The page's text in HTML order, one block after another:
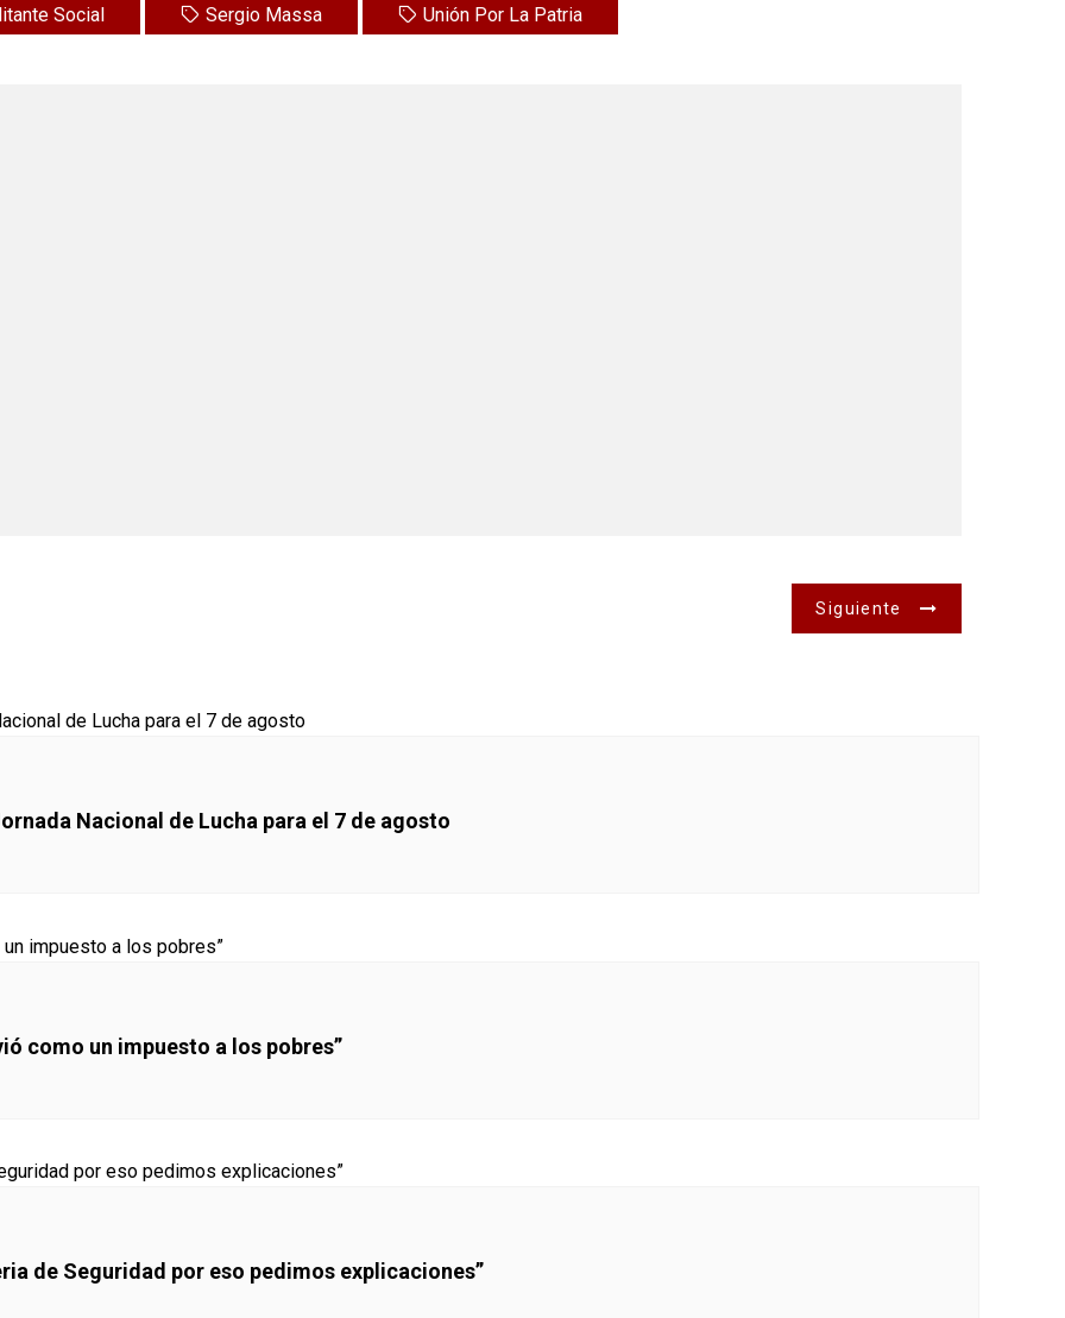
Social
Sergio Massa Unión Por La Patria
Siguiente
Nacional de Lucha para el 7 de agosto
como un impuesto a los pobres”
de Seguridad por eso pedimos explicaciones”